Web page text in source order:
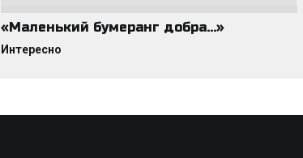
«Маленький бумеранг добра…»
Интересно